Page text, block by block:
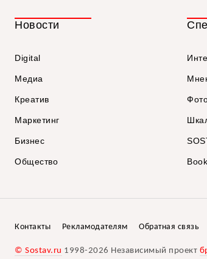
Новости
Digital
Медиа
Креатив
Маркетинг
Бизнес
Общество
Контакты Рекламодателям Обратная связь
© Sostav.ru 1998-2026 Независимый проект